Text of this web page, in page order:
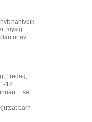
hantverk
mysigt
av
Fredag,
18
så
barn